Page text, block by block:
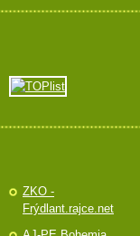
ZKO -
Frýdlant.rajce.net